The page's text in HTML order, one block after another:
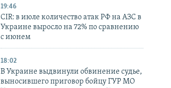
19:46
CIR: в июле количество атак РФ на АЗС в
Украине выросло на 72% по сравнению
с июнем
18:02
В Украине выдвинули обвинение судье,
выносившего приговор бойцу ГУР МО